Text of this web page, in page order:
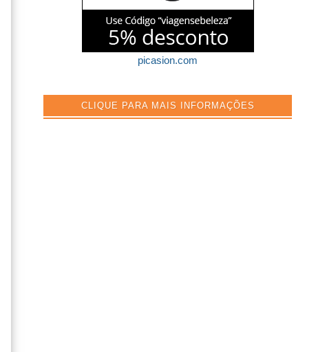
picasion.com
CLIQUE PARA MAIS INFORMAÇÕES